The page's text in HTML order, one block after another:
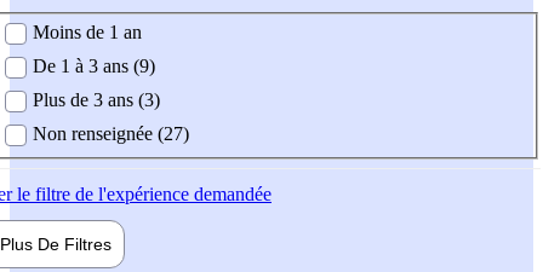
demandée
Moins de 1 an
De 1 à 3 ans (9)
Plus de 3 ans (3)
Non renseignée (27)
le filtre de l'expérience demandée
Plus De Filtres